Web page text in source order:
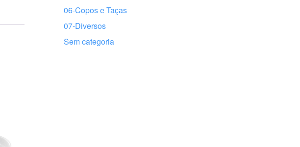
06-Copos e Taças
07-Diversos
Sem categoria